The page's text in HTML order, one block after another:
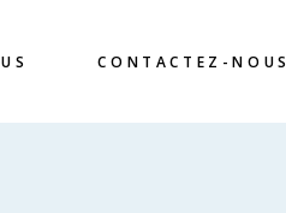
CONTACTEZ-NOUS